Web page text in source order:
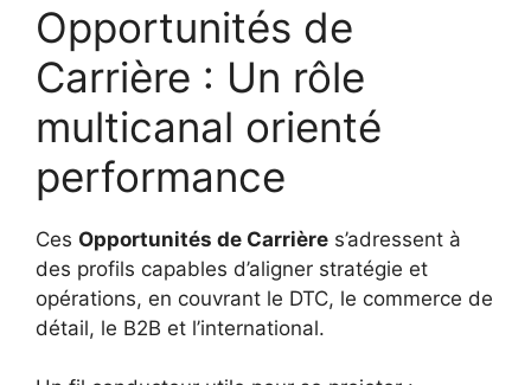
Opportunités de
Carrière : Un rôle
multicanal orienté
performance
Ces Opportunités de Carrière s’adressent à
des profils capables d’aligner stratégie et
opérations, en couvrant le DTC, le commerce de
détail, le B2B et l’international.